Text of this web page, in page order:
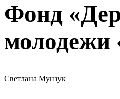
Фонд
молодежи
Светлана Мунзук